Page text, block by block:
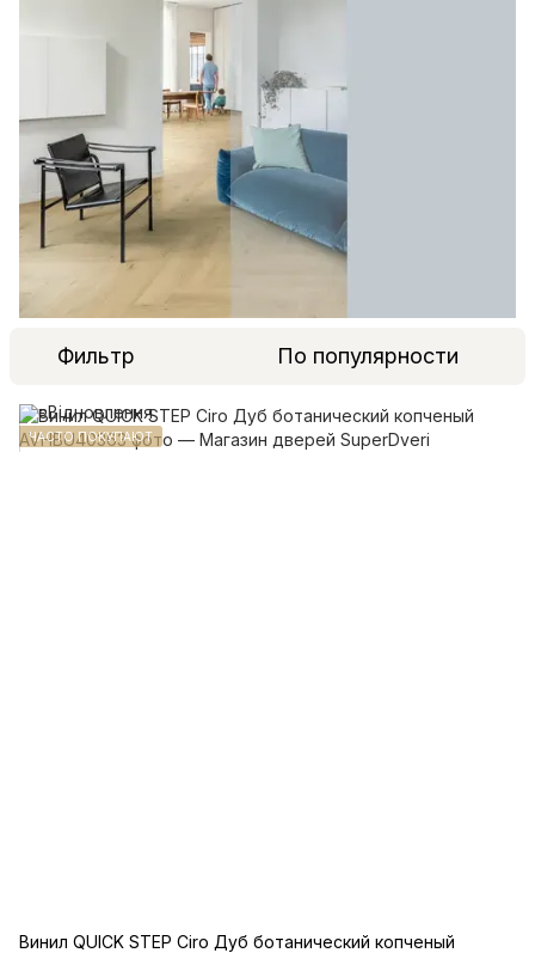
Фильтр По популярности
ЧАСТО ПОКУПАЮТ
Винил QUICK STEP Ciro Дуб ботанический копченый